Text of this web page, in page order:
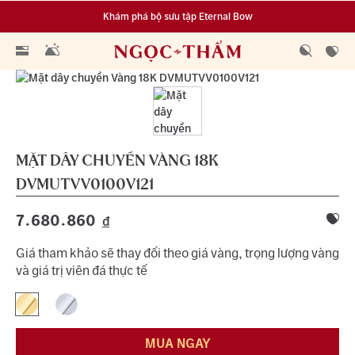
Khám phá bộ sưu tập Eternal Bow
Đa dạng lựa chọn tích luỹ từ 0.1 chỉ vàng 999.9
MẶT DÂY CHUYỀN VÀNG 18K
DVMUTVV0100V121
7.680.860 đ
Giá tham khảo sẽ thay đổi theo giá vàng, trọng lượng vàng
và giá trị viên đá thực tế
MUA NGAY